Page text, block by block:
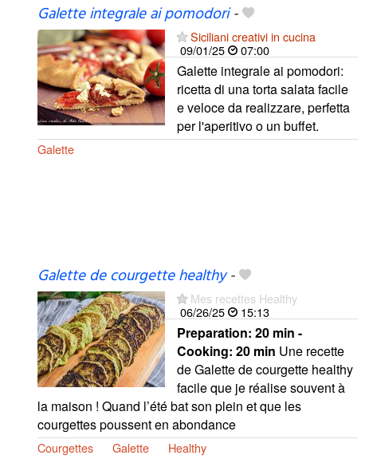
Galette integrale ai pomodori-
Siciliani creativi in cucina
09/01/25
07:00
Galette integrale ai pomodori:
ricetta di una torta salata facile
e veloce da realizzare, perfetta
per l'aperitivo o un buffet.
Galette
Galette de courgette healthy-
Mes recettes Healthy
06/26/25
15:13
Preparation: 20 min -
Cooking: 20 min Une recette
de Galette de courgette healthy
facile que je réalise souvent à
la maison ! Quand l’été bat son plein et que les
courgettes poussent en abondance
Courgettes Galette Healthy